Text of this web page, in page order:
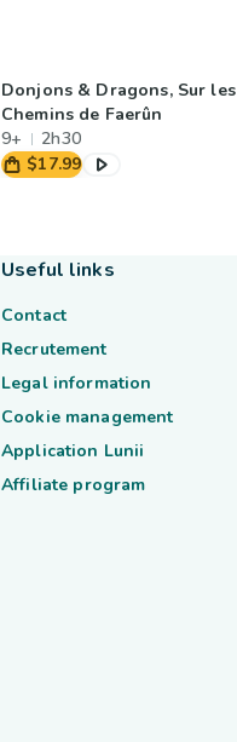
Donjons & Dragons, Sur les
Chemins de Faerûn
9+
2h30
$17.99
Useful links
Contact
Recrutement
Legal information
Cookie management
Application Lunii
Affiliate program